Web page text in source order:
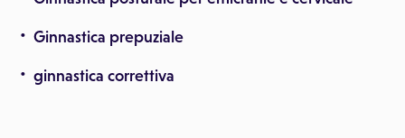
Ginnastica prepuziale
ginnastica correttiva